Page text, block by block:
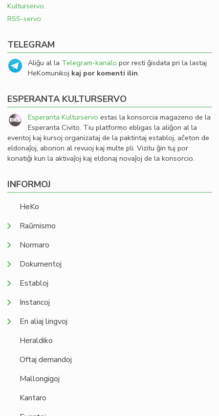
Kulturservo.
RSS-servo
TELEGRAM
Aliĝu al la Telegram-kanalo por resti ĝisdata pri la lastaj
HeKomunikoj kaj por komenti ilin.
ESPERANTA KULTURSERVO
Esperanta Kulturservo estas la konsorcia magazeno de la
Esperanta Civito. Tiu platformo ebligas la aliĝon al la
eventoj kaj kursoj organizataj de la paktintaj establoj, aĉeton de
eldonaĵoj, abonon al revuoj kaj multe pli. Vizitu ĝin tuj por
konatiĝi kun la aktivaĵoj kaj eldonaj novaĵoj de la konsorcio.
INFORMOJ
HeKo
Raŭmismo
Normaro
Dokumentoj
Establoj
Instancoj
En aliaj lingvoj
Heraldiko
Oftaj demandoj
Mallongigoj
Kantaro